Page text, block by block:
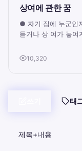
상여에 관한 꿈
● 자기 집에 누군인
듣거나 상 여가 놓여
10,320
태